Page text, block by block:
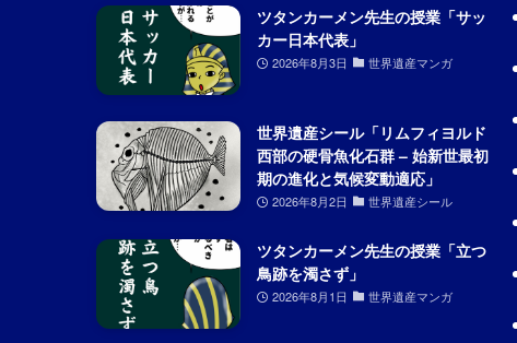
ツタンカーメン先生の授業「サッ
カー日本代表」
2026年8月3日 世界遺産マンガ
世界遺産シール「リムフィヨルド
西部の硬骨魚化石群 – 始新世最初
期の進化と気候変動適応」
2026年8月2日 世界遺産シール
ツタンカーメン先生の授業「立つ
鳥跡を濁さず」
2026年8月1日 世界遺産マンガ